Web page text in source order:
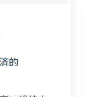
的